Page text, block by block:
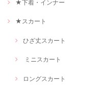
★下着・インナー
★スカート
ひざ丈スカート
ミニスカート
ロングスカート